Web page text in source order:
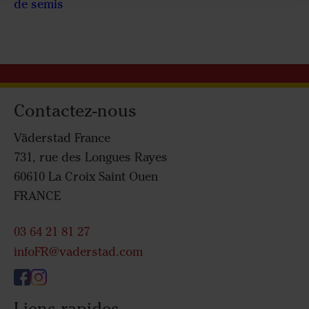
de semis
Contactez-nous
Väderstad France
731, rue des Longues Rayes
60610 La Croix Saint Ouen
FRANCE
03 64 21 81 27
infoFR@vaderstad.com